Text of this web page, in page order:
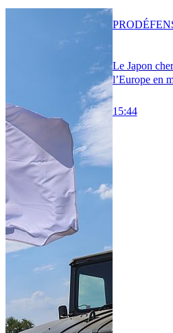
Le Japon
l’Europe en
15:44
PRO